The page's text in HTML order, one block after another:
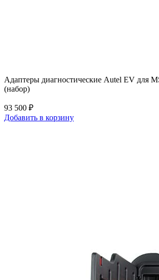
Адаптеры диагностические Autel EV для
(набор)
93 500 ₽
Добавить в корзину